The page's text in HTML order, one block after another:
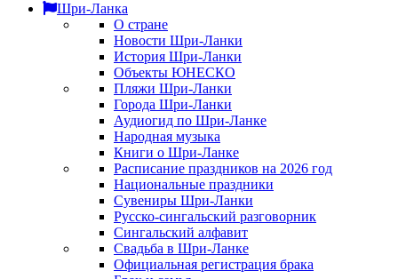
Шри-Ланка
О стране
Новости Шри-Ланки
История Шри-Ланки
Объекты ЮНЕСКО
Пляжи Шри-Ланки
Города Шри-Ланки
Аудиогид по Шри-Ланке
Народная музыка
Книги о Шри-Ланке
Расписание праздников на 2026 год
Национальные праздники
Сувениры Шри-Ланки
Русско-сингальский разговорник
Сингальский алфавит
Свадьба в Шри-Ланке
Официальная регистрация брака